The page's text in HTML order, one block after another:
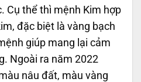
Cụ thể thì mệnh Kim hợp
đặc biệt là vàng bạch
giúp mang lại cảm
Ngoài ra năm 2022
nâu đất, màu vàng